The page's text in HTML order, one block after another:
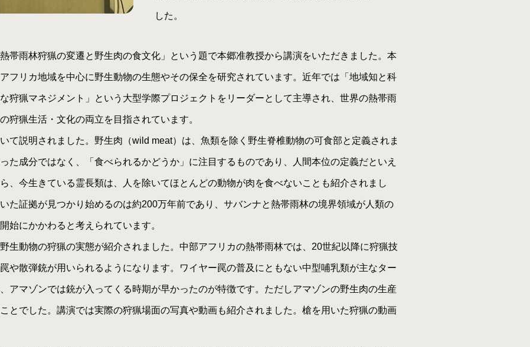
した。
帯雨林狩猟の変遷と野生肉の食文化」という題で本郷准教授から講演をいただきました。本
フリカ地域を中心に野生動物の生態やその保全を研究されています。近年では「地域知と科
狩猟マネジメント」という大型学際プロジェクトをリーダーとして主導され、世界の熱帯雨
狩猟生活・文化の両立を目指されています。
て説明されました。野生肉（wild meat）は、魚類を除く野生脊椎動物の可食部と定義されま
た成分ではなく、「食べられるかどうか」に注目するものであり、人間本位の定義だといえ
、今生きている霊長類は、人を除いてほとんどの動物が肉を食べないことも紹介されまし
た証拠が見つかり始めるのは約200万年前であり、サバンナと熱帯雨林の境界領域が人類の
始にかかわると考えられています。
生動物の狩猟の実態が紹介されました。中部アフリカの熱帯雨林では、20世紀以降に狩猟技
や散弾銃が用いられるようになります。ワイヤー罠の普及にともない中型哺乳類が主なター
アマゾンでは銃が入ってくる時期が早かったのが特徴です。ただしアマゾンの野生肉の生産
とでした。講演では実際の狩猟場面の写真や動画も紹介されました。槍を用いた狩猟の動画